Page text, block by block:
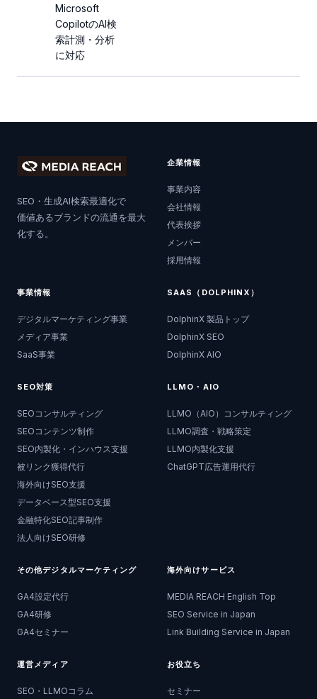
Microsoft
CopilotのAI検
索計測・分析
に対応
SEO・生成AI検索最適化で
価値あるブランドの流通を最大
化する。
企業情報
事業内容
会社情報
代表挨拶
メンバー
採用情報
事業情報
デジタルマーケティング事業
メディア事業
SaaS事業
SAAS（DOLPHINX）
DolphinX 製品トップ
DolphinX SEO
DolphinX AIO
SEO対策
SEOコンサルティング
SEOコンテンツ制作
SEO内製化・インハウス支援
被リンク獲得代行
海外向けSEO支援
データベース型SEO支援
金融特化SEO記事制作
法人向けSEO研修
LLMO・AIO
LLMO（AIO）コンサルティング
LLMO調査・戦略策定
LLMO内製化支援
ChatGPT広告運用代行
その他デジタルマーケティング
GA4設定代行
GA4研修
GA4セミナー
海外向けサービス
MEDIA REACH English Top
SEO Service in Japan
Link Building Service in Japan
運営メディア
SEO・LLMOコラム
お役立ち
セミナー